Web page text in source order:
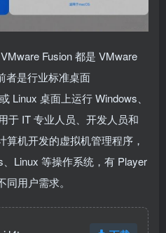
Fusion 都是 VMware
者是行业标准桌面
Linux 桌面上运行 Windows、
于 IT 专业人员、开发人员和
机开发的虚拟机管理程序，
Linux 等操作系统，有 Player
用户需求。